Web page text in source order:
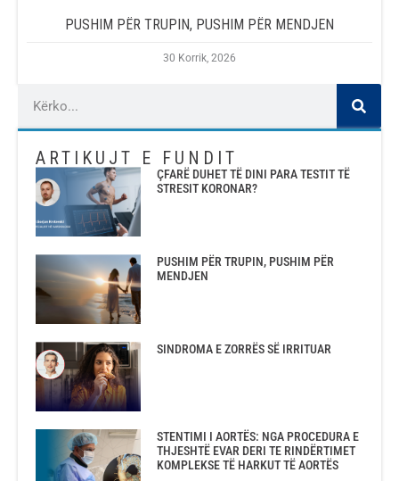
PUSHIM PËR TRUPIN, PUSHIM PËR MENDJEN
30 Korrik, 2026
ARTIKUJT E FUNDIT
ÇFARË DUHET TË DINI PARA TESTIT TË
STRESIT KORONAR?
PUSHIM PËR TRUPIN, PUSHIM PËR
MENDJEN
SINDROMA E ZORRËS SË IRRITUAR
STENTIMI I AORTËS: NGA PROCEDURA E
THJESHTË EVAR DERI TE RINDËRTIMET
KOMPLEKSE TË HARKUT TË AORTËS